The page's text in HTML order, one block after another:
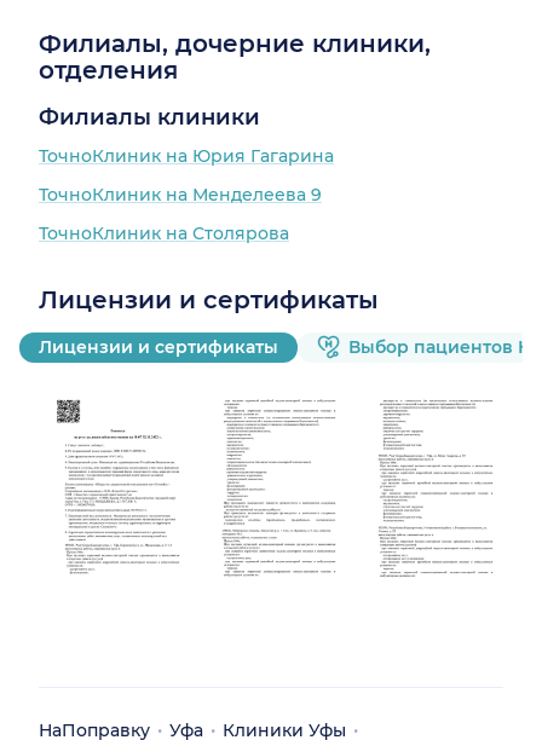
Филиалы, дочерние клиники,
отделения
Филиалы клиники
ТочноКлиник на Юрия Гагарина
ТочноКлиник на Менделеева 9
ТочноКлиник на Столярова
Лицензии и сертификаты
Лицензии и сертификаты Выбор пациентов
НаПоправку Уфа
Клиники Уфы